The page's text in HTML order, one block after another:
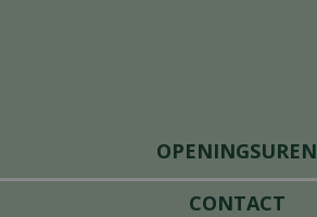
OPENINGSUREN
CONTACT